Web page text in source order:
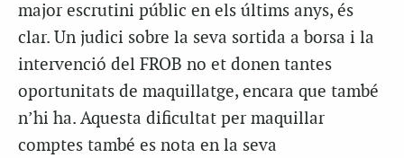
major escrutini públic en els últims anys, és
clar. Un judici sobre la seva sortida a borsa i la
intervenció del FROB no et donen tantes
oportunitats de maquillatge, encara que també
n’hi ha. Aquesta dificultat per maquillar
comptes també es nota en la seva